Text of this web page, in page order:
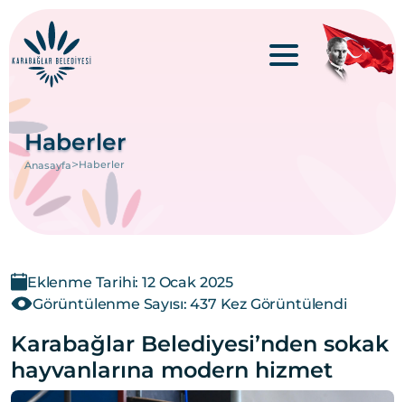
Haberler
Anasayfa>Haberler
Eklenme Tarihi: 12 Ocak 2025
Görüntülenme Sayısı: 437 Kez Görüntülendi
Karabağlar Belediyesi’nden sokak
hayvanlarına modern hizmet